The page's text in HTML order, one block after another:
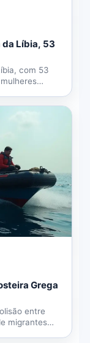
Líbia, 53
com 53
Grega
entre
migrantes